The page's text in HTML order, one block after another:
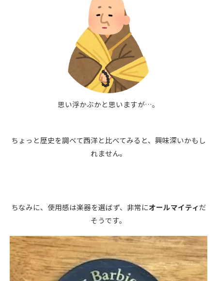
思い浮かぶかと思いますが…。
ちょっと歴史を調べて西洋と比べてみると、興味深いかもし
れません。
ちなみに、使用感は楽器を選ばず、非常にオールマイティだ
そうです。